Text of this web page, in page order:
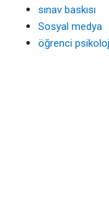
sınav baskısı
Sosyal medya
öğrenci